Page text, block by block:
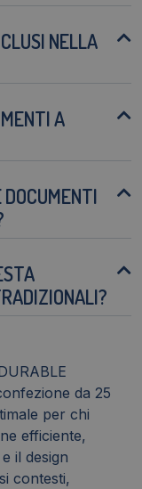
NELLA
A
DOCUMENTI
da 25
per chi
efficiente,
il design
contesti,